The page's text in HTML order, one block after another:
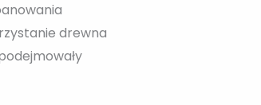
drewna